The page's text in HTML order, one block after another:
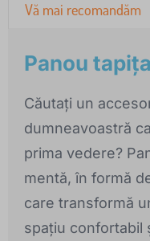
Vă mai recomandăm
Panou
Căutați un
dumneavoastră
prima vedere?
mentă, în formă
care transformă
spațiu confortabil